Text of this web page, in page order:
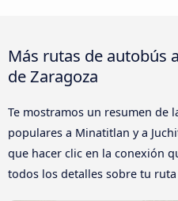
Más rutas de autobús
de Zaragoza
Te mostramos un resumen de
populares a Minatitlan y a
que hacer clic en la conexión
todos los detalles sobre tu